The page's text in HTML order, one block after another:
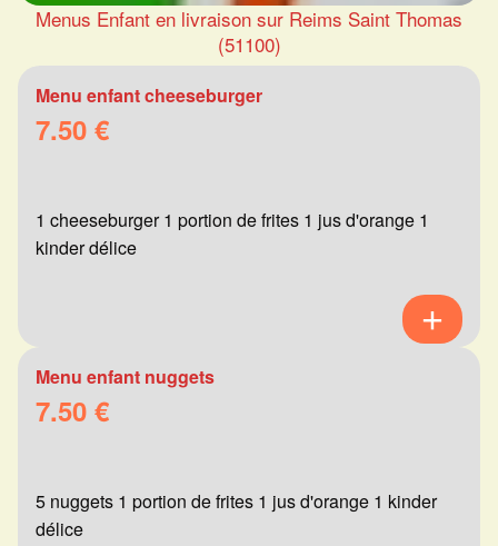
Menus Enfant en livraison sur Reims Saint Thomas
(51100)
Menu enfant cheeseburger
7.50 €
1 cheeseburger 1 portion de frites 1 jus d'orange 1
kinder délice
Menu enfant nuggets
7.50 €
5 nuggets 1 portion de frites 1 jus d'orange 1 kinder
délice